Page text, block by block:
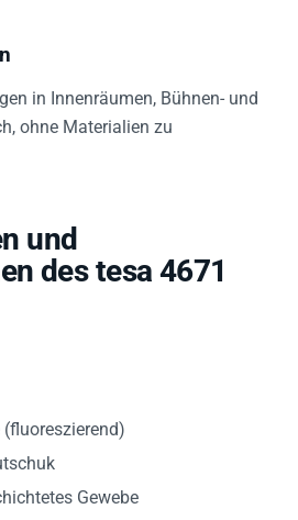
in Innenräumen, Bühnen- und
ohne Materialien zu
und
des tesa 4671
Gewebe